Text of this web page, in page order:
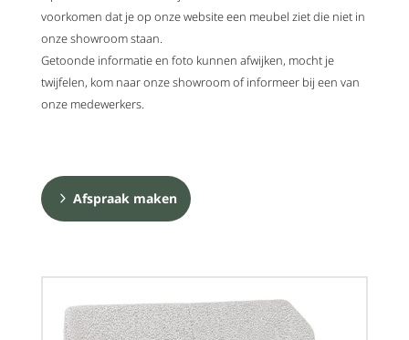
voorkomen dat je op onze website een meubel ziet die niet in
onze showroom staan.
Getoonde informatie en foto kunnen afwijken, mocht je
twijfelen, kom naar onze showroom of informeer bij een van
onze medewerkers.
Afspraak maken